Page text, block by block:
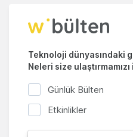
Teknoloji dünyasındaki
Neleri size
Günlük Bülten
Etkinlikler